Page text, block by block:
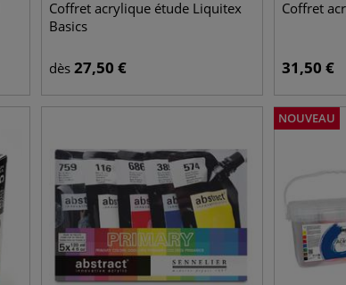
Coffret acrylique étude Liquitex
Basics
dès 27,50 €
Coffret
31,50 €
NOUVEAU